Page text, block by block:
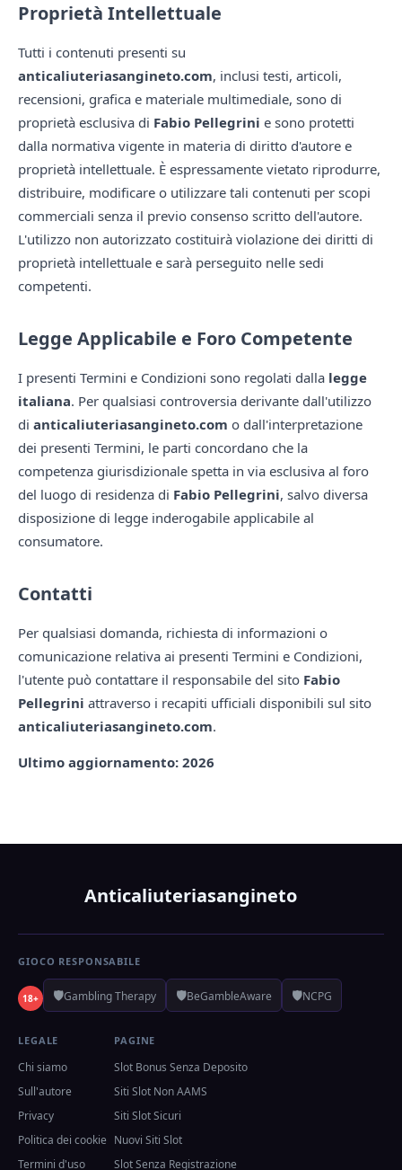
Proprietà Intellettuale
Tutti i contenuti presenti su
anticaliuteriasangineto.com, inclusi testi, articoli,
recensioni, grafica e materiale multimediale, sono di
proprietà esclusiva di Fabio Pellegrini e sono protetti
dalla normativa vigente in materia di diritto d'autore e
proprietà intellettuale. È espressamente vietato riprodurre,
distribuire, modificare o utilizzare tali contenuti per scopi
commerciali senza il previo consenso scritto dell'autore.
L'utilizzo non autorizzato costituirà violazione dei diritti di
proprietà intellettuale e sarà perseguito nelle sedi
competenti.
Legge Applicabile e Foro Competente
I presenti Termini e Condizioni sono regolati dalla legge
italiana. Per qualsiasi controversia derivante dall'utilizzo
di anticaliuteriasangineto.com o dall'interpretazione
dei presenti Termini, le parti concordano che la
competenza giurisdizionale spetta in via esclusiva al foro
del luogo di residenza di Fabio Pellegrini, salvo diversa
disposizione di legge inderogabile applicabile al
consumatore.
Contatti
Per qualsiasi domanda, richiesta di informazioni o
comunicazione relativa ai presenti Termini e Condizioni,
l'utente può contattare il responsabile del sito Fabio
Pellegrini attraverso i recapiti ufficiali disponibili sul sito
anticaliuteriasangineto.com.
Ultimo aggiornamento: 2026
Anticaliuteriasangineto
GIOCO RESPONSABILE
18+ 🛡️Gambling Therapy 🛡️BeGambleAware 🛡️NCPG
LEGALE
Chi siamo
Sull'autore
Privacy
Politica dei cookie
Termini d'uso
PAGINE
Slot Bonus Senza Deposito
Siti Slot Non AAMS
Siti Slot Sicuri
Nuovi Siti Slot
Slot Senza Registrazione